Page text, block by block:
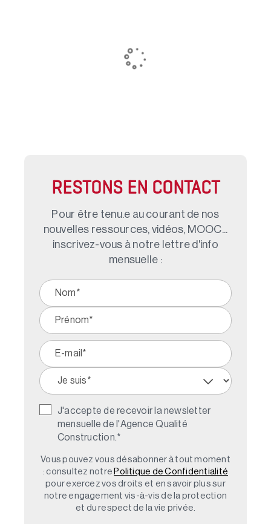
RESTONS EN CONTACT
Pour être tenu.e au courant de nos
nouvelles ressources, vidéos, MOOC...
inscrivez-vous à notre lettre d'info
mensuelle :
J'accepte de recevoir la newsletter
mensuelle de l'Agence Qualité
Construction. *
Vous pouvez vous désabonner à tout moment
: consultez notre Politique de Confidentialité
pour exercez vos droits et en savoir plus sur
notre engagement vis-à-vis de la protection
et du respect de la vie privée.